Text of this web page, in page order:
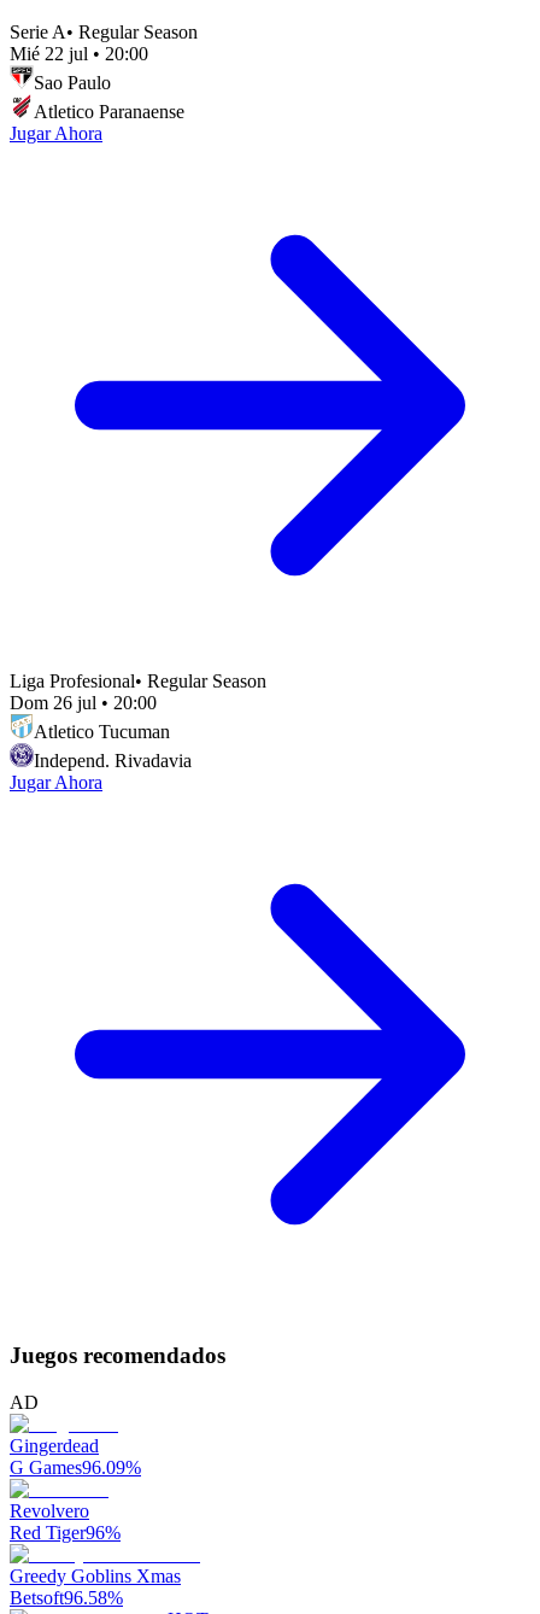
Serie A• Regular Season
Mié 22 jul • 20:00
Sao Paulo
Atletico Paranaense
Jugar Ahora
Liga Profesional• Regular Season
Dom 26 jul • 20:00
Atletico Tucuman
Independ. Rivadavia
Jugar Ahora
Juegos recomendados
AD
Gingerdead
G Games96.09%
Revolvero
Red Tiger96%
Greedy Goblins Xmas
Betsoft96.58%